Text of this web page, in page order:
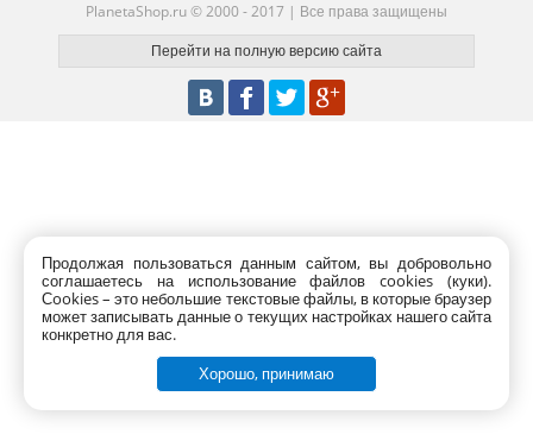
PlanetaShop.ru © 2000 - 2017 | Все права защищены
Продолжая пользоваться данным сайтом, вы добровольно
соглашаетесь на использование файлов cookies (куки).
Сookies – это небольшие текстовые файлы, в которые браузер
может записывать данные о текущих настройках нашего сайта
конкретно для вас.
Хорошо, принимаю